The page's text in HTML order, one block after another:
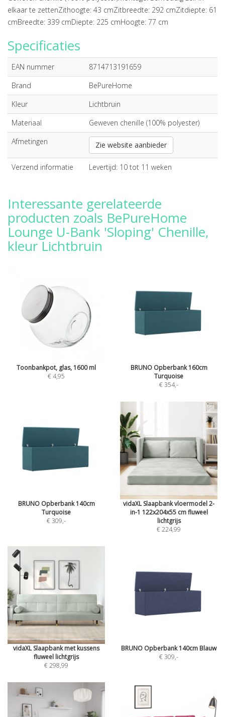
elkaar te zettenZithoogte: 43 cmZitbreedte: 292 cmZitdiepte: 61
cmBreedte: 339 cmDiepte: 225 cmHoogte: 77 cm
Specificaties
EAN nummer
8714713191659
Brand
BePureHome
Kleur
Lichtbruin
Materiaal
Geweven chenille (100% polyester)
Afmetingen
Zie website aanbieder
Verzend informatie Levertijd: 10 tot 11 weken
Interessante gerelateerde
producten zoals BePureHome
Lounge U-Bank 'Sloping' Chenille,
kleur Lichtbruin
Toonbankpot, glas, 1600 ml
€ 4,95
BRUNO Opberbank 160cm
Turquoise
€ 354,-
BRUNO Opberbank 140cm
Turquoise
€ 309,-
vidaXL Slaapbank vloermodel 2-
in-1 122x204x55 cm fluweel
lichtgrijs
€ 224,99
vidaXL Slaapbank met kussens
fluweel lichtgrijs
€ 298,99
BRUNO Opberbank 140cm Blauw
€ 309,-